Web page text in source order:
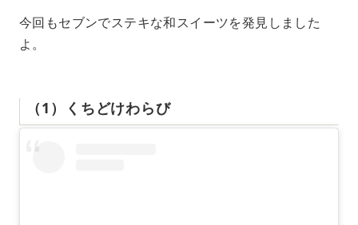
今回もセブンでステキな和スイーツを発見しました
よ。
（1）くちどけわらび